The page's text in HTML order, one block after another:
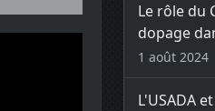
Le rôle du
dopage
1 août 2024
L'USADA